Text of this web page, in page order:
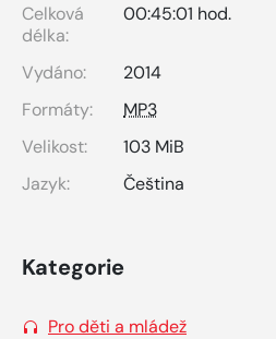
Celková
délka:
00:45:01 hod.
Vydáno:
2014
Formáty:
MP3
Velikost:
103 MiB
Jazyk:
Čeština
Kategorie
Pro děti a mládež